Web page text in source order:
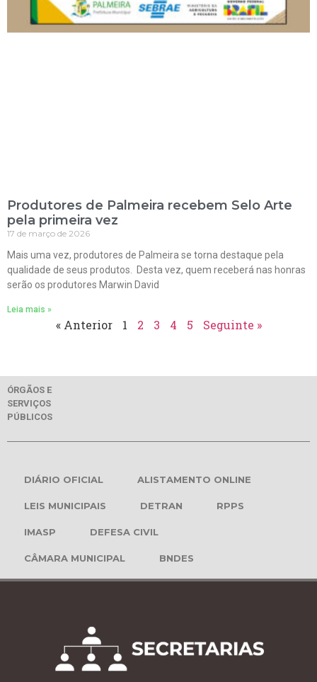
Produtores de Palmeira recebem Selo Arte
pela primeira vez
17 de março de 2026
Mais uma vez, produtores de Palmeira se torna destaque pela
qualidade de seus produtos. Desta vez, quem receberá nas honras
serão os produtores Marwin David
Leia mais »
« Anterior 1 2 3 4 5 Seguinte »
ÓRGÃOS E
SERVIÇOS
PÚBLICOS
DIÁRIO OFICIAL ALISTAMENTO ONLINE
LEIS MUNICIPAIS DETRAN RPPS
IMASP DEFESA CIVIL
CÂMARA MUNICIPAL BNDES